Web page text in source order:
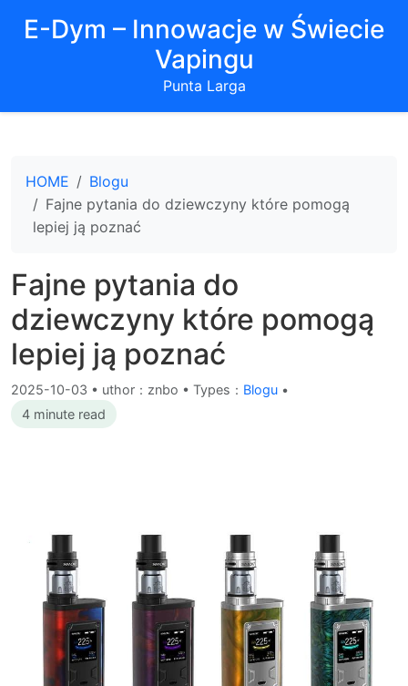
E-Dym – Innowacje w Świecie
Vapingu
Punta Larga
HOME
Blogu
Fajne pytania do dziewczyny które pomogą
lepiej ją poznać
Fajne pytania do
dziewczyny które pomogą
lepiej ją poznać
2025-10-03 • uthor：znbo • Types： Blogu •
4 minute read